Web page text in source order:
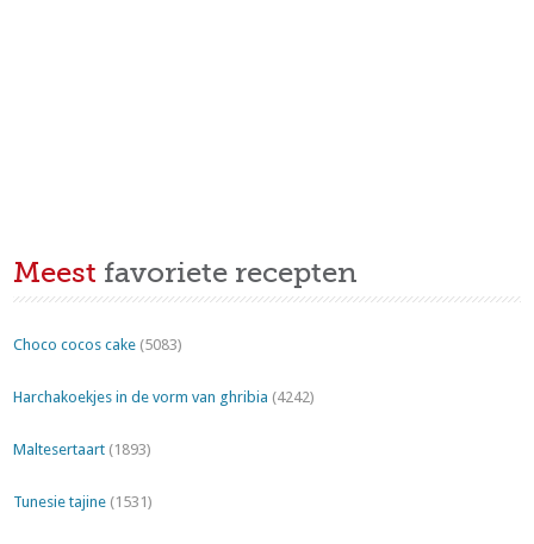
Meest favoriete recepten
Choco cocos cake (5083)
Harchakoekjes in de vorm van ghribia (4242)
Maltesertaart (1893)
Tunesie tajine (1531)